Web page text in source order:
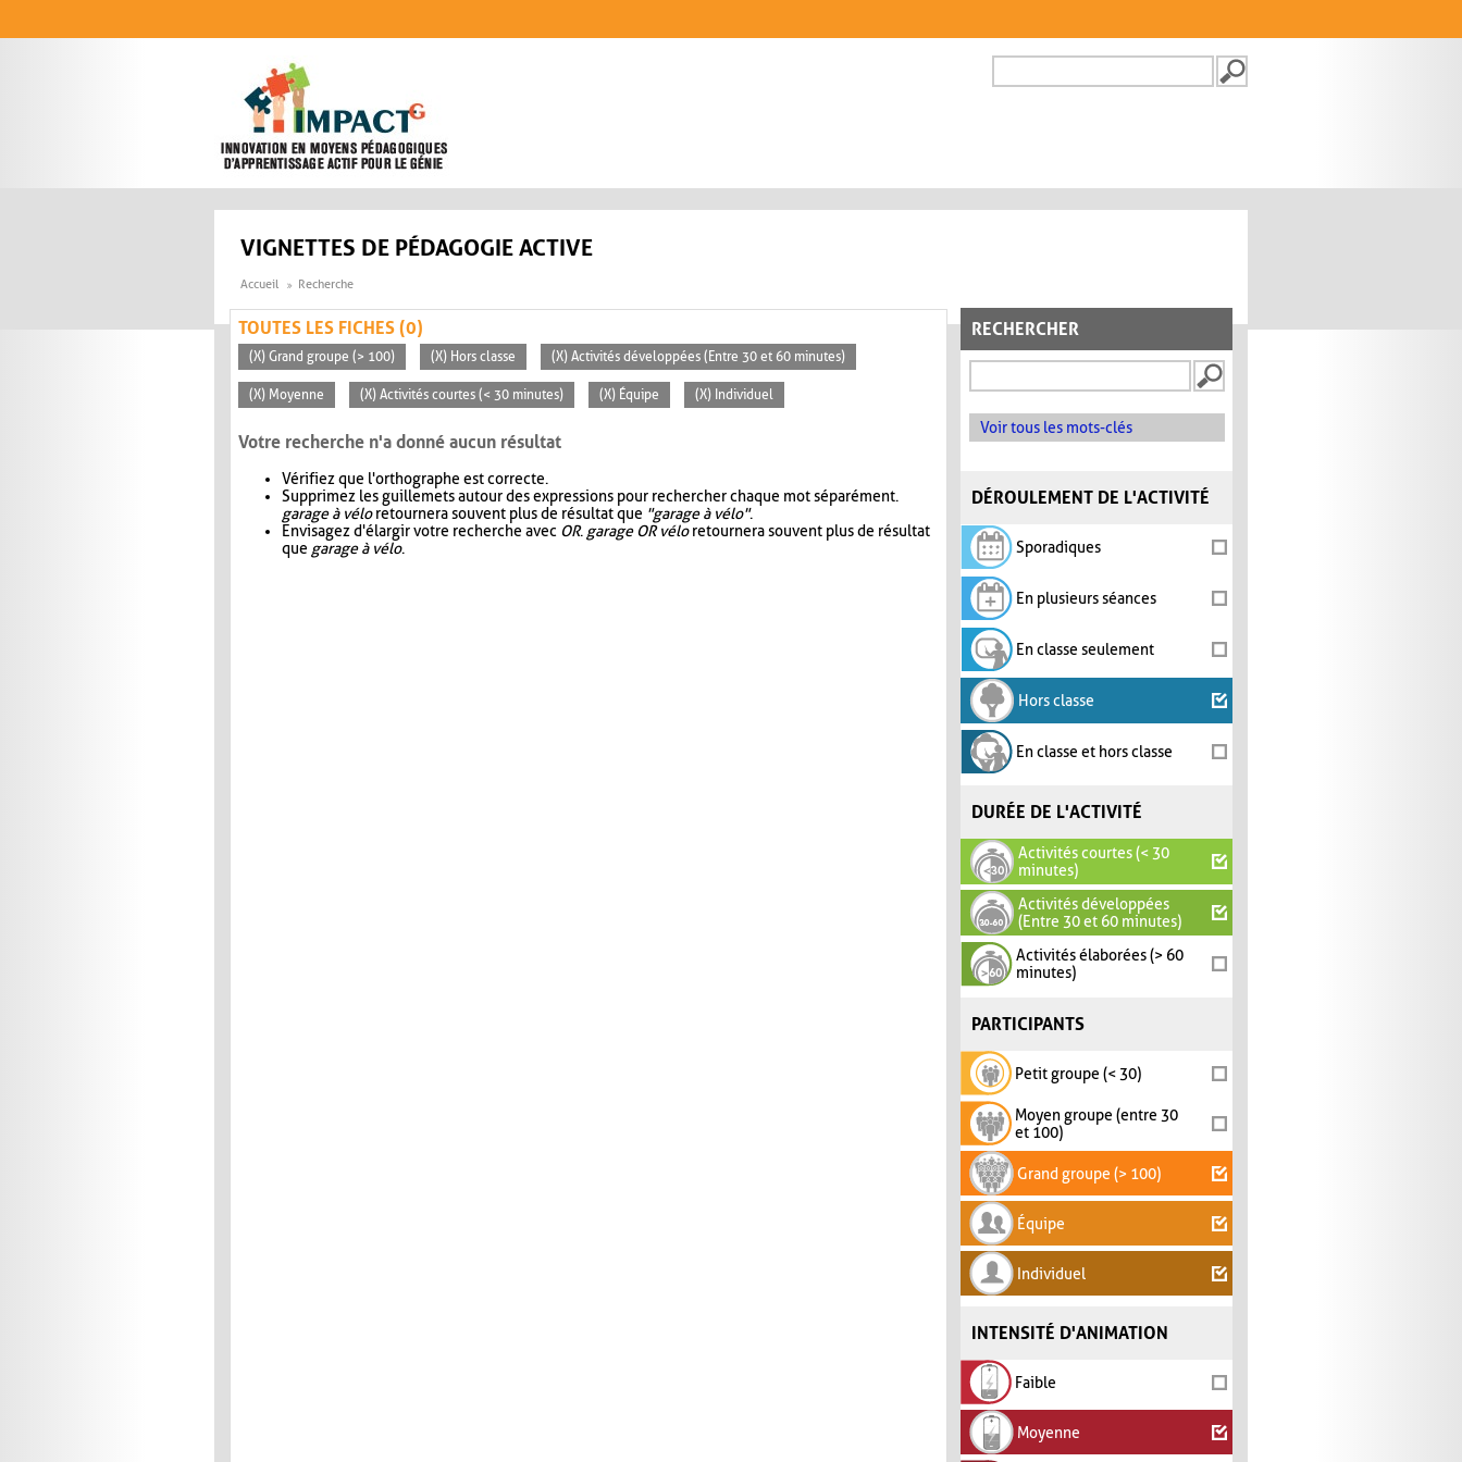
FORMULAIRE DE
VIGNETTES DE PÉDAGOGIE ACTIVE
Accueil Recherche
RECHERCHER
Voir tous les mots-clés
DÉROULEMENT DE L'ACTIVITÉ
Sporadiques
En plusieurs séances
En classe seulement
Hors classe
En classe et hors classe
DURÉE DE L'ACTIVITÉ
Activités courtes (< 30
minutes)
Activités développées
(Entre 30 et 60 minutes)
Activités élaborées (> 60
minutes)
PARTICIPANTS
Petit groupe (< 30)
Moyen groupe (entre 30
et 100)
Grand groupe (> 100)
Équipe
Individuel
INTENSITÉ D'ANIMATION
Faible
Moyenne
TOUTES LES FICHES (0)
(X) Grand groupe (> 100) (X) Hors classe (X) Activités développées (Entre 30 et 60 minutes)
(X) Moyenne (X) Activités courtes (< 30 minutes) (X) Équipe (X) Individuel
Votre recherche n'a donné aucun résultat
Vérifiez que l'orthographe est correcte.
Supprimez les guillemets autour des expressions pour rechercher chaque mot séparément.
garage à véloretournera souvent plus de résultat que "garage à vélo".
Envisagez d'élargir votre recherche avec OR. garage OR véloretournera souvent plus de résultat
que garage à vélo.